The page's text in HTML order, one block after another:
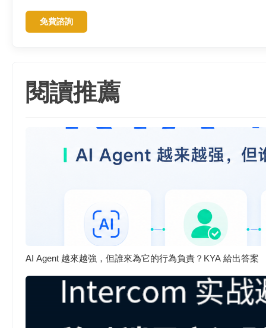
免費諮詢
閱讀推薦
AI Agent 越來越強，但誰來為它的行為負責？KYA 給出答案